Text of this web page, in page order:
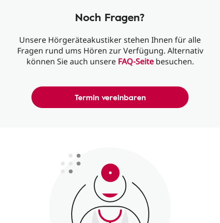
Noch Fragen?
Unsere Hörgeräteakustiker stehen Ihnen für alle
Fragen rund ums Hören zur Verfügung. Alternativ
können Sie auch unsere FAQ-Seitebesuchen.
Termin vereinbaren